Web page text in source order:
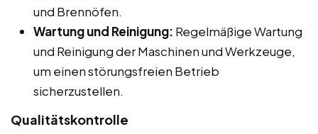
und Brennöfen.
Wartung und Reinigung: Regelmäßige Wartung
und Reinigung der Maschinen und Werkzeuge,
um einen störungsfreien Betrieb
sicherzustellen.
Qualitätskontrolle